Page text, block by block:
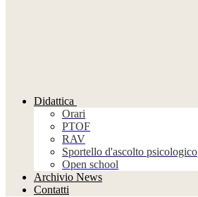
Didattica
Orari
PTOF
RAV
Sportello d'ascolto psicologico
Open school
Archivio News
Contatti